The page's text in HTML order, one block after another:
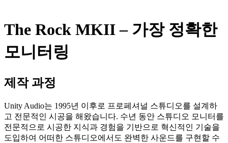
The Rock MKII – 가장 정확한
모니터링
제작 과정
Unity Audio는 1995년 이후로 프로페셔널 스튜디오를 설계하
고 전문적인 시공을 해왔습니다. 수년 동안 스튜디오 모니터를
전문적으로 시공한 지식과 경험을 기반으로 혁신적인 기술을
도입하여 어떠한 스튜디오에서도 완벽한 사운드를 구현할 수